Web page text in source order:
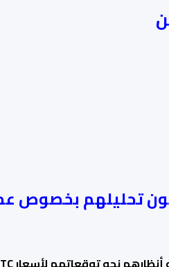
من المحللين يشاركون تحليلهم